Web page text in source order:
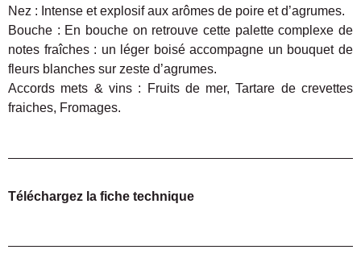
Nez : Intense et explosif aux arômes de poire et d’agrumes.
Bouche : En bouche on retrouve cette palette complexe de
notes fraîches : un léger boisé accompagne un bouquet de
fleurs blanches sur zeste d’agrumes.
Accords mets & vins : Fruits de mer, Tartare de crevettes
fraiches, Fromages.
Téléchargez la fiche technique